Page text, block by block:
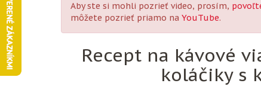
Aby ste si mohli pozrieť video, prosím,
môžete pozrieť priamo na YouTube.
Recept na kávové
koláčiky s